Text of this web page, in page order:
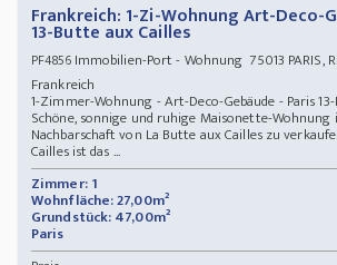
Frankreich: 1-Zi-Wohnung Art-Deco-
13-Butte aux Cailles
PF4856Immobilien-Port - Wohnung 75013 PARIS,
Frankreich
1-Zimmer-Wohnung - Art-Deco-Gebäude - Paris
Schöne, sonnige und ruhige Maisonette-
Nachbarschaft von La Butte aux Cailles zu
Cailles ist das ...
Zimmer: 1
Wohnfläche: 27,00m²
Grundstück: 47,00m²
Paris